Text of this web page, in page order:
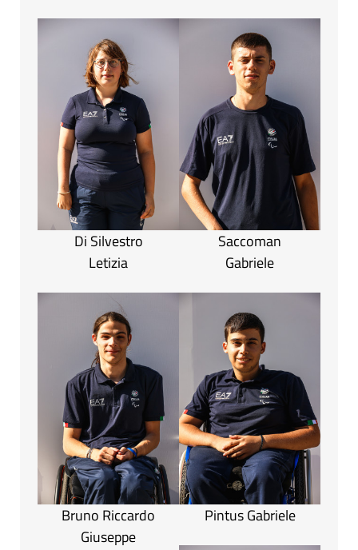
Di Silvestro
Letizia
Saccoman
Gabriele
Bruno Riccardo
Giuseppe
Pintus Gabriele